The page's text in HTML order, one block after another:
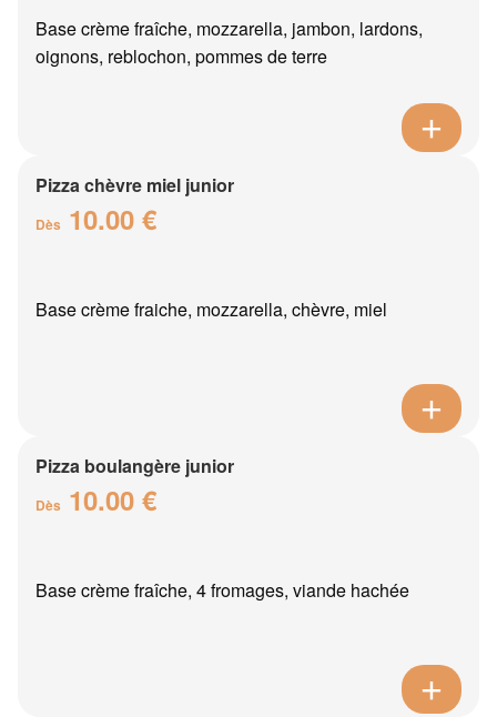
Base crème fraîche, mozzarella, jambon, lardons,
oignons, reblochon, pommes de terre
Pizza chèvre miel junior
Dès 10.00 €
Base crème fraiche, mozzarella, chèvre, miel
Pizza boulangère junior
Dès 10.00 €
Base crème fraîche, 4 fromages, viande hachée